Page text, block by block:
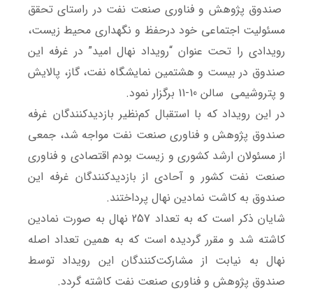
صندوق پژوهش و فناوری صنعت نفت در راستای تحقق
مسئولیت اجتماعی خود درحفظ و نگهداری محیط زیست،
رویدادی را تحت عنوان “رویداد نهال امید” در غرفه این
صندوق در بیست و هشتمین نمایشگاه نفت، گاز، پالایش
و پتروشیمی سالن 10-11 برگزار نمود.
در این رویداد که با استقبال کم‌نظیر بازدیدکنندگان غرفه
صندوق پژوهش و فناوری صنعت نفت مواجه شد، جمعی
از مسئولان ارشد کشوری و زیست بودم اقتصادی و فناوری
صنعت نفت کشور و آحادی از بازدیدکنندگان غرفه این
صندوق به کاشت نمادین نهال پرداختند.
شایان ذکر است که به تعداد 257 نهال به صورت نمادین
کاشته شد و مقرر گردیده است که به همین تعداد اصله
نهال به نیابت از مشارکت‌کنندگان این رویداد توسط
صندوق پژوهش و فناوری صنعت نفت کاشته گردد.